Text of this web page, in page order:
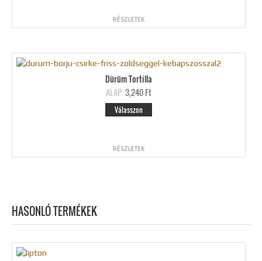
RÉSZLETEK
Dürüm Tortilla
ALAP:3,240 Ft
Válasszon
RÉSZLETEK
HASONLÓ TERMÉKEK